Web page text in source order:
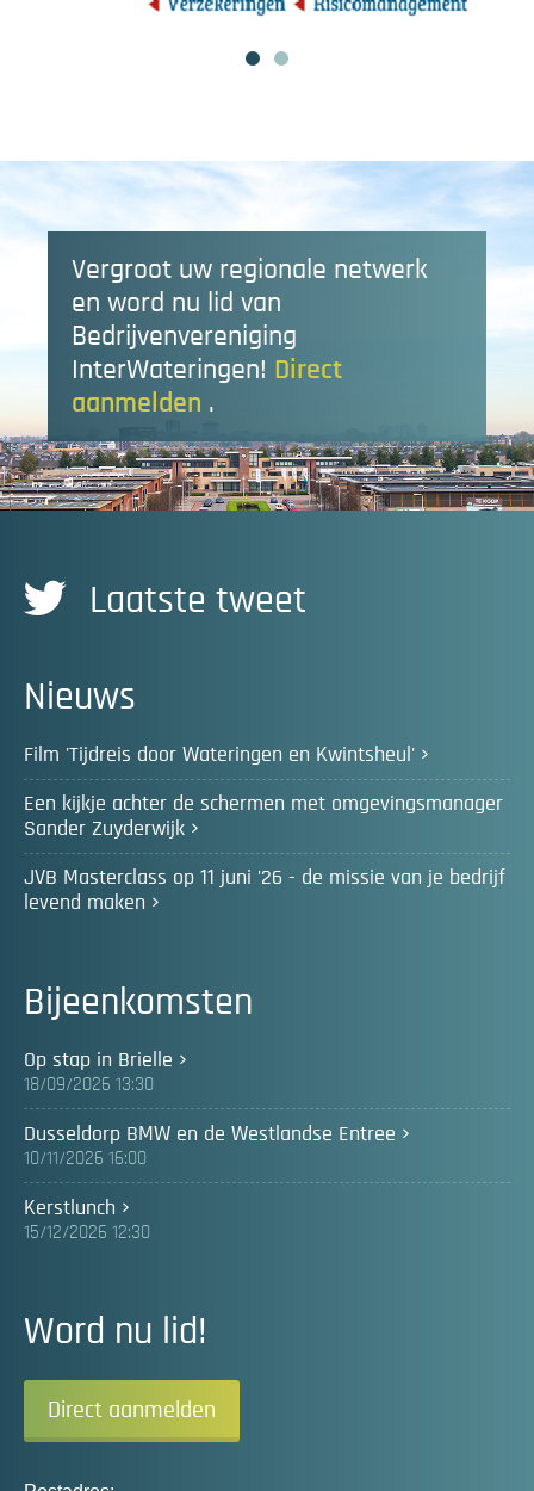
Vergroot uw regionale netwerk
en word nu lid van
Bedrijvenvereniging
InterWateringen! Direct
aanmelden .
Laatste tweet
Nieuws
Film 'Tijdreis door Wateringen en Kwintsheul'
Een kijkje achter de schermen met omgevingsmanager
Sander Zuyderwijk
JVB Masterclass op 11 juni '26 - de missie van je bedrijf
levend maken
Bijeenkomsten
Op stap in Brielle
18/09/2026 13:30
Dusseldorp BMW en de Westlandse Entree
10/11/2026 16:00
Kerstlunch
15/12/2026 12:30
Word nu lid!
Direct aanmelden